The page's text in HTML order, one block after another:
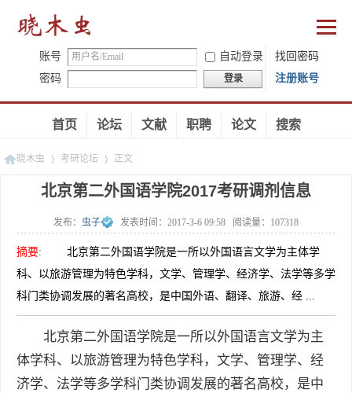
账号 自动登录
找回密码
密码
登录 注册账号
首页 论坛 文献 职聘 论文 搜索
晓木虫 考研论坛
»
正文
北京第二外国语学院2017考研调剂信息
发布： 虫子 发表时间： 2017-3-6 09:58 阅读量： 107318
摘要:
北京第二外国语学院是一所以外国语言文学为主体学
科、以旅游管理为特色学科，文学、管理学、经济学、法学等多学
科门类协调发展的著名高校，是中国外语、翻译、旅游、经 ...
北京第二外国语学院是一所以外国语言文学为主
体学科、以旅游管理为特色学科，文学、管理学、经
济学、法学等多学科门类协调发展的著名高校，是中